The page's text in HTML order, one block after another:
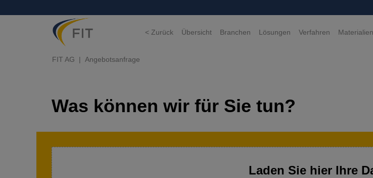
< Zurück Übersicht Branchen Lösungen Verfahren Materialien
FIT AG Angebotsanfrage
Was können wir für Sie tun?
Laden Sie hier Ihre